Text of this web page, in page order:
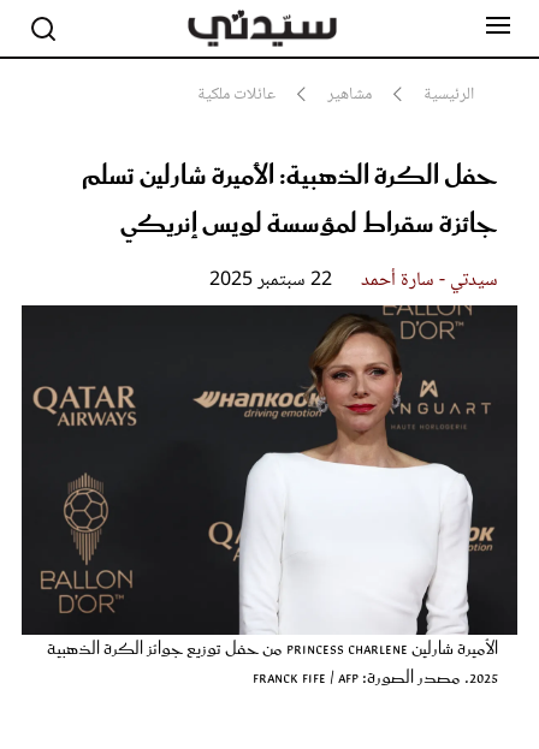
الرئيسية مشاهير عائلات ملكية
حفل الكرة الذهبية: الأميرة شارلين تسلم
جائزة سقراط لمؤسسة لويس إنريكي
سيدتي - سارة أحمد 22 سبتمبر 2025
الأميرة شارلين Princess Charlene من حفل توزيع جوائز الكرة الذهبية
2025. مصدر الصورة: FRANCK FIFE / AFP
مشاهير
جمال
سيدتي وطفلك
لايف ستايل
فيديو
مطبخ سيدتي
مقالات الرأي
ستايل
عروس سيدتي